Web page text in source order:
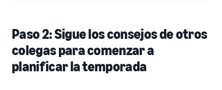
Paso 2: Sigue los consejos de otros
colegas para comenzar a
planificar la temporada